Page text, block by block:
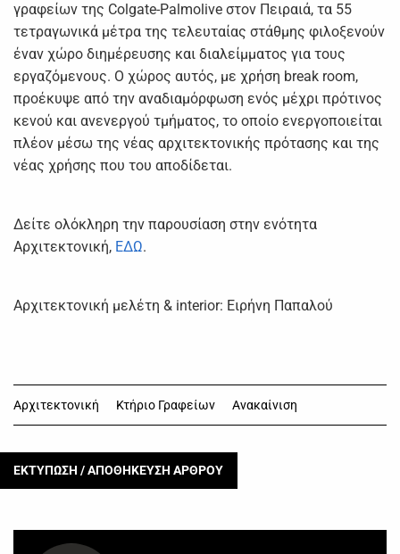
γραφείων της Colgate-Palmolive στον Πειραιά, τα 55
τετραγωνικά μέτρα της τελευταίας στάθμης φιλοξενούν
έναν χώρο διημέρευσης και διαλείμματος για τους
εργαζόμενους. Ο χώρος αυτός, με χρήση break room,
προέκυψε από την αναδιαμόρφωση ενός μέχρι πρότινος
κενού και ανενεργού τμήματος, το οποίο ενεργοποιείται
πλέον μέσω της νέας αρχιτεκτονικής πρότασης και της
νέας χρήσης που του αποδίδεται.
Δείτε ολόκληρη την παρουσίαση στην ενότητα
Αρχιτεκτονική, ΕΔΩ.
Αρχιτεκτονική μελέτη & interior: Ειρήνη Παπαλού
Αρχιτεκτονική Κτήριο Γραφείων Ανακαίνιση
ΕΚΤΥΠΩΣΗ / ΑΠΟΘΗΚΕΥΣΗ ΑΡΘΡΟΥ